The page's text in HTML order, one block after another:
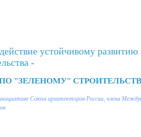
устойчивому развитию
-
"ЗЕЛЕНОМУ"
Союза архитекторов России, члена